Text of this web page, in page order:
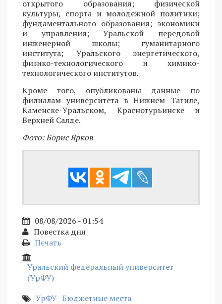
открытого образования; физической
культуры, спорта и молодежной политики;
фундаментального образования; экономики
и управления; Уральской передовой
инженерной школы; гуманитарного
института; Уральского энергетического,
физико-технологического и химико-
технологического институтов.
Кроме того, опубликованы данные по
филиалам университета в Нижнем Тагиле,
Каменске-Уральском, Краснотурьинске и
Верхней Салде.
Фото: Борис Ярков
08/08/2026 - 01:54
Повестка дня
Печать
Уральский федеральный университет
(УрФУ)
УрФУ Бюджетные места